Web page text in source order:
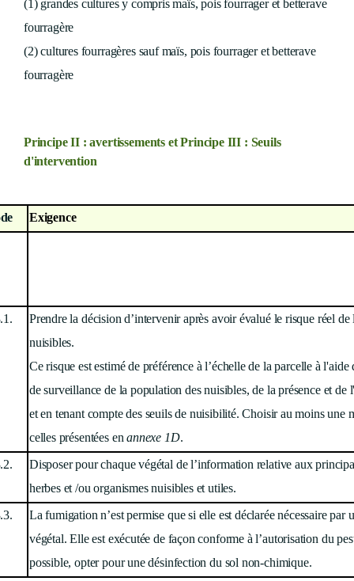
(1) grandes cultures y compris maïs, pois fourrager et betterave
fourragère
(2) cultures fourragères sauf maïs, pois fourrager et betterave
fourragère
Principe II : avertissements et Principe III : Seuils
d'intervention
Exigence
Prendre la décision d’intervenir après avoir évalué le risque réel de
nuisibles.
Ce risque est estimé de préférence à l’échelle de la parcelle à
de surveillance de la population des nuisibles, de la présence et de
et en tenant compte des seuils de nuisibilité. Choisir au moins une
celles présentées enannexe 1D.
Disposer pour chaque végétal de l’information relative aux
herbes et /ou organismes nuisibles et utiles.
La fumigation n’est permise que si elle est déclarée nécessaire par
végétal. Elle est exécutée de façon conforme à l’autorisation du
possible, opter pour une désinfection du sol non-chimique.